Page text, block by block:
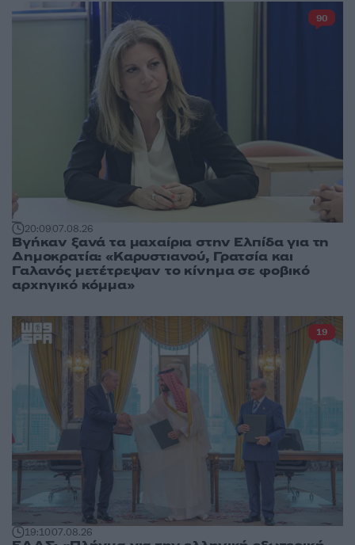
20:0907.08.26
Βγήκαν ξανά τα μαχαίρια στην Ελπίδα για τη
Δημοκρατία: «Καρυστιανού, Γρατσία και
Γαλανός μετέτρεψαν το κίνημα σε φοβικό
αρχηγικό κόμμα»
90
19:1007.08.26
19